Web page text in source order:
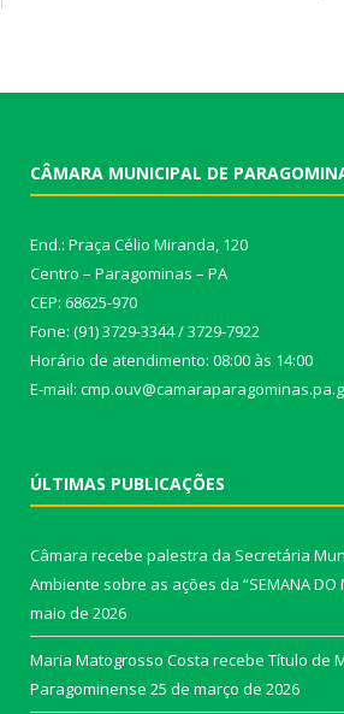
CÂMARA MUNICIPAL DE
End.: Praça Célio Miranda, 120
Centro – Paragominas – PA
CEP: 68625-970
Fone: (91) 3729-3344 / 3729-7922
Horário de atendimento: 08:00 às 14:00
E-mail:
ÚLTIMAS PUBLICAÇÕES
Câmara recebe palestra da Secretária
Ambiente sobre as ações da “SEMANA DO
maio de 2026
Maria Matogrosso Costa recebe Título de
Paragominense 25 de março de 2026